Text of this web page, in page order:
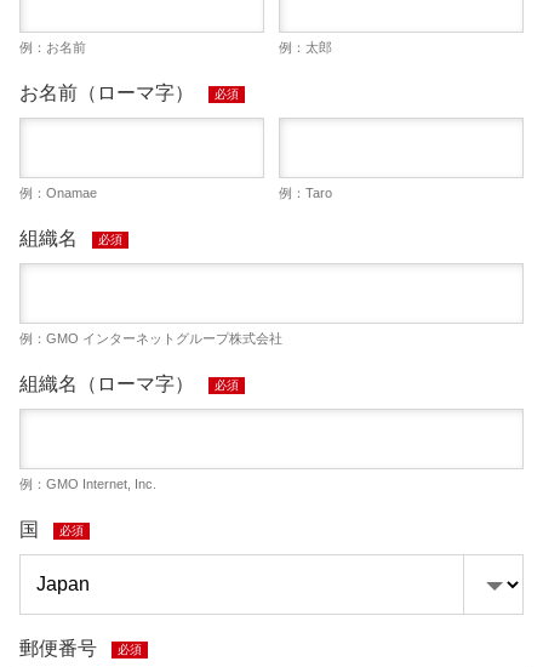
例：お名前 例：太郎
お名前（ローマ字） 必須
例：Onamae 例：Taro
組織名 必須
例：GMO インターネットグループ株式会社
組織名（ローマ字） 必須
例：GMO Internet, Inc.
国 必須
郵便番号 必須